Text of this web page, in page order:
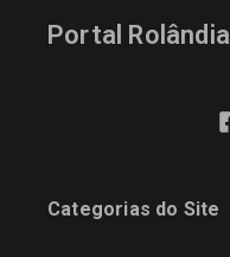
Portal Rolândia
Categorias do Site